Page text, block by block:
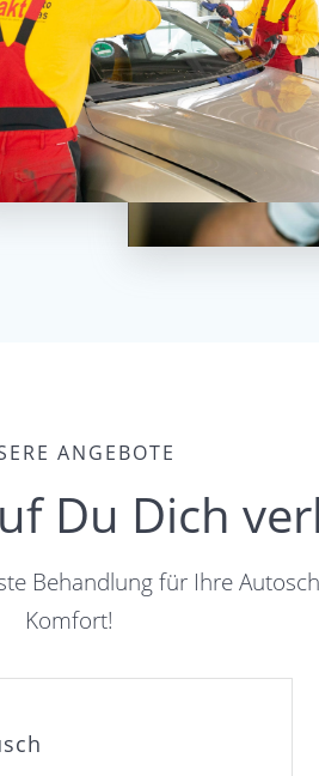
ANGEBOTE
Du Dich
Behandlung für Ihre
Komfort!